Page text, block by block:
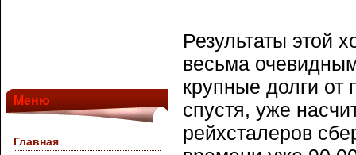
Меню
Главная
Результаты этой
весьма
крупные долги от
спустя, уже
рейхсталеров